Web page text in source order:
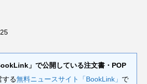
」で公開している注文書・POP
する無料ニュースサイト「BookLink」 で